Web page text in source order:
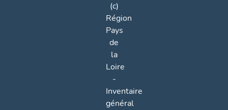
(c)
Région
Pays
de
la
Loire
-
Inventaire
général